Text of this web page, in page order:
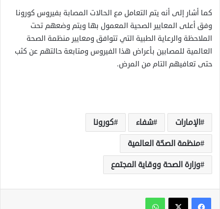
كما أشار إلى أنه يتم التعامل مع الحالات المصابة بفيروس كورونا
وفق أعلى المعايير الصحية المعمول بها ويتم وضعهم تحت
الملاحظة والرعاية الطبية التي تتوافق ومعايير منظمة الصحة
العالمية للمصابين بأعراض هذا الفيروس ومتابعة حالتهم عن كثب
حتى تعافيهم التام من المرض.
الإمارات شفاء
كورونا
منظمة الصحّة العالمية
وزارة الصحة ووقاية المجتمع
واتساب